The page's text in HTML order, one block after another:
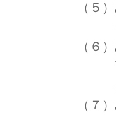
（５）
（６）
（７）